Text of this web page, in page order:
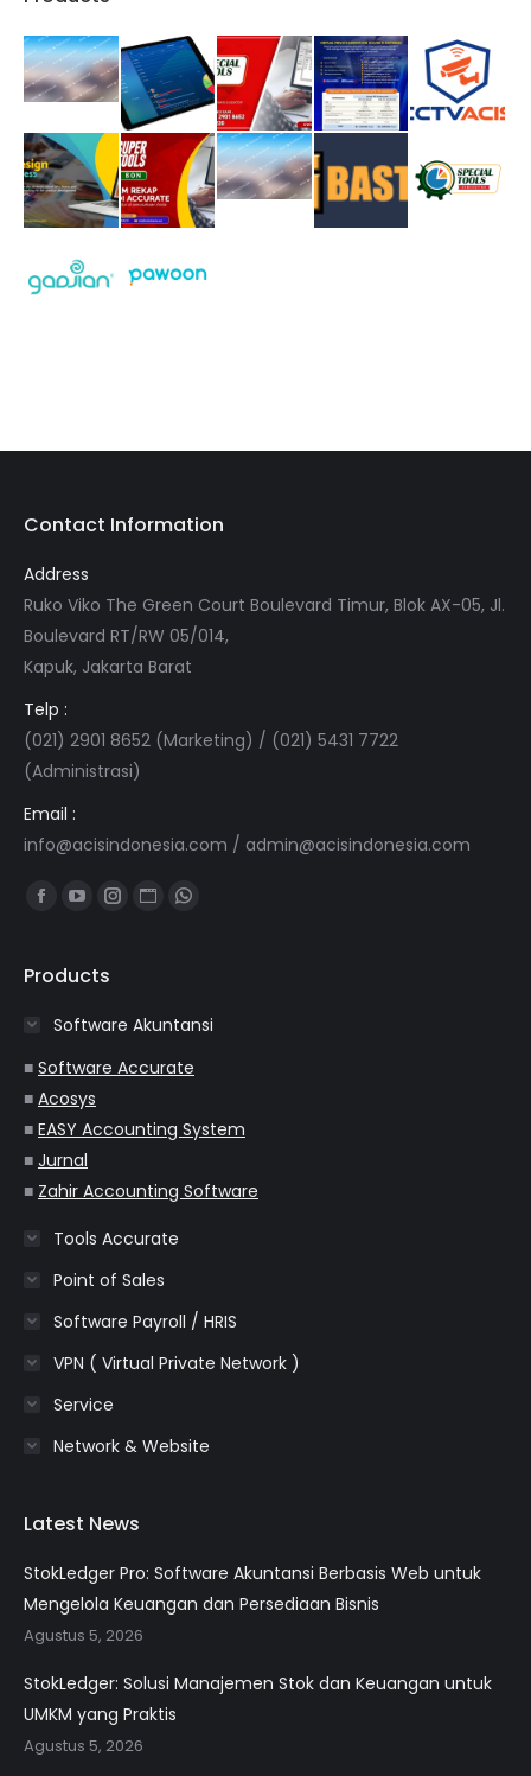
Contact Information
Address
Ruko Viko The Green Court Boulevard Timur, Blok AX-05, Jl.
Boulevard RT/RW 05/014,
Kapuk, Jakarta Barat
Telp :
(021) 2901 8652 (Marketing) / (021) 5431 7722
(Administrasi)
Email :
info@acisindonesia.com / admin@acisindonesia.com
Find us on:
Facebook
opens
new
window
YouTube
opens
new
window
Instagram
new
window
Website
new
window
Whatsapp
new
window
Products
Software Akuntansi
■ Software Accurate
■ Acosys
■ EASY Accounting System
■ Jurnal
■ Zahir Accounting Software
Tools Accurate
Point of Sales
Software Payroll / HRIS
VPN ( Virtual Private Network )
Service
Network & Website
Latest News
StokLedger Pro: Software Akuntansi Berbasis Web untuk
Mengelola Keuangan dan Persediaan Bisnis
Agustus 5, 2026
StokLedger: Solusi Manajemen Stok dan Keuangan untuk
UMKM yang Praktis
Agustus 5, 2026